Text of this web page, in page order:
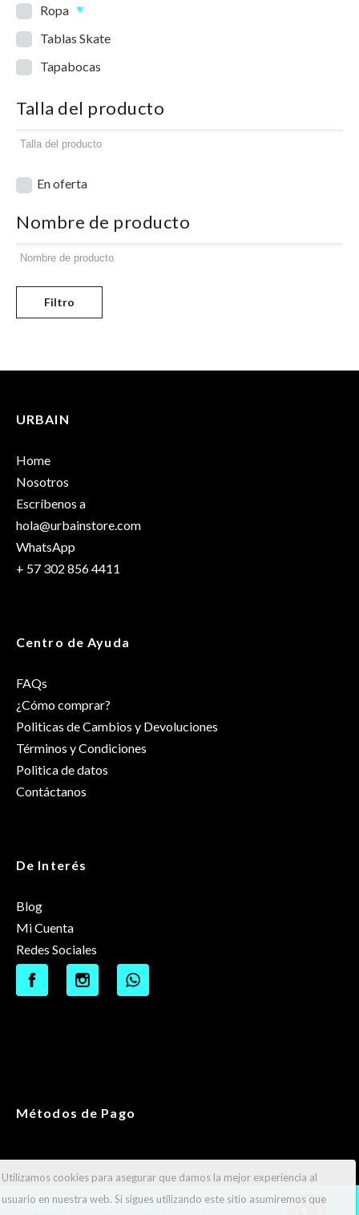
Ropa
Tablas Skate
Tapabocas
Talla del producto
En oferta
Nombre de producto
Filtro
URBAIN
Home
Nosotros
Escríbenos a
hola@urbainstore.com
WhatsApp
+ 57 302 856 4411
Centro de Ayuda
FAQs
¿Cómo comprar?
Politicas de Cambios y Devoluciones
Términos y Condiciones
Politica de datos
Contáctanos
De Interés
Blog
Mi Cuenta
Redes Sociales
Métodos de Pago
Utilizamos cookies para asegurar que damos la mejor experiencia al
usuario en nuestra web. Si sigues utilizando este sitio asumiremos que